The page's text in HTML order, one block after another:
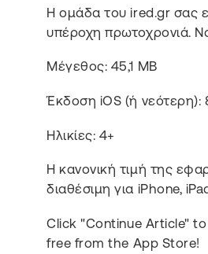
Η ομάδα του ired.gr σας
υπέροχη πρωτοχρονιά.
Μέγεθος: 45,1 MB
Έκδοση iOS (ή νεότερη):
Ηλικίες: 4+
Η κανονική τιμή της
διαθέσιμη για iPhone,
Click "Continue Article"
free from the App Store!